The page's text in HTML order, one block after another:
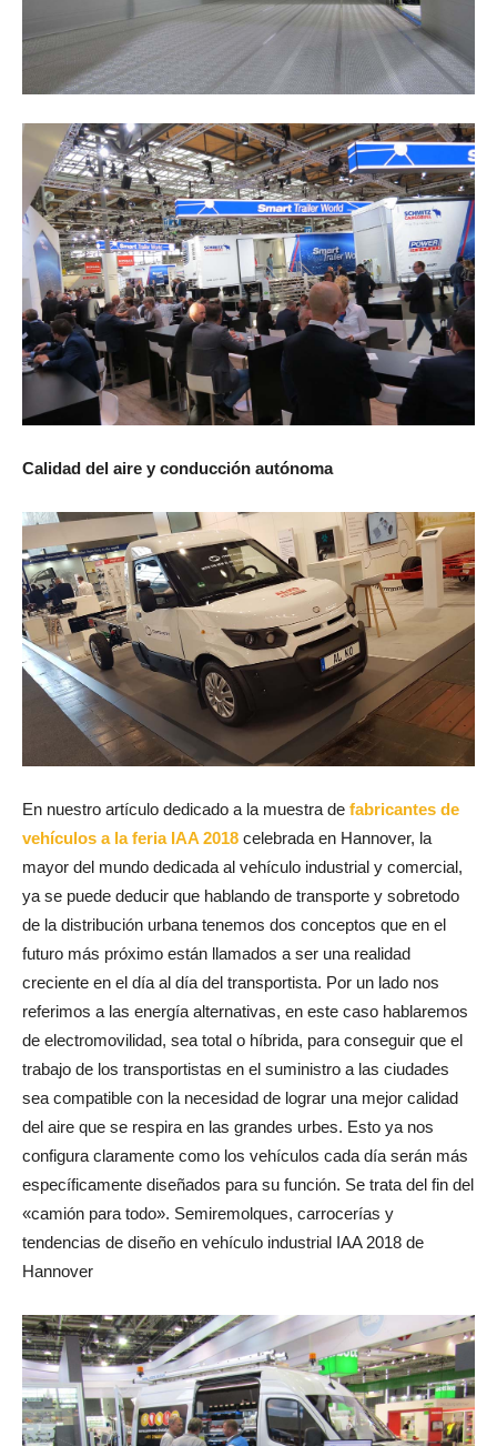
Calidad del aire y conducción autónoma
En nuestro artículo dedicado a la muestra de fabricantes de
vehículos a la feria IAA 2018 celebrada en Hannover, la
mayor del mundo dedicada al vehículo industrial y comercial,
ya se puede deducir que hablando de transporte y sobretodo
de la distribución urbana tenemos dos conceptos que en el
futuro más próximo están llamados a ser una realidad
creciente en el día al día del transportista. Por un lado nos
referimos a las energía alternativas, en este caso hablaremos
de electromovilidad, sea total o híbrida, para conseguir que el
trabajo de los transportistas en el suministro a las ciudades
sea compatible con la necesidad de lograr una mejor calidad
del aire que se respira en las grandes urbes. Esto ya nos
configura claramente como los vehículos cada día serán más
específicamente diseñados para su función. Se trata del fin del
«camión para todo». Semiremolques, carrocerías y
tendencias de diseño en vehículo industrial IAA 2018 de
Hannover